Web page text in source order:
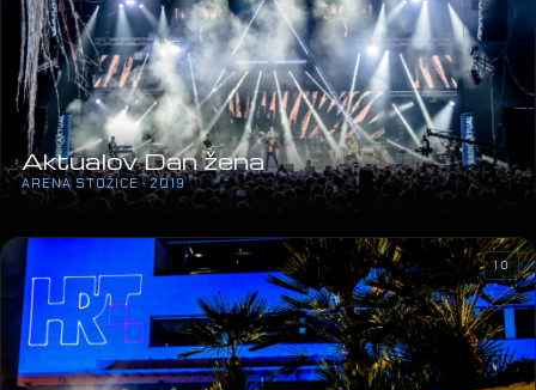
Aktualov Dan žena
ARENA STOŽICE · 2019
10